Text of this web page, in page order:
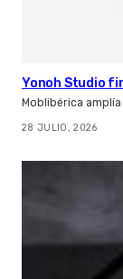
Yonoh Studio
Moblibérica
28 JULIO, 2026